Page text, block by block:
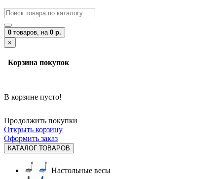
0 товаров, на 0 р.
×
Корзина покупок
В корзине пусто!
Продолжить покупки
Открыть корзину
Оформить заказ
КАТАЛОГ ТОВАРОВ
Настольные весы